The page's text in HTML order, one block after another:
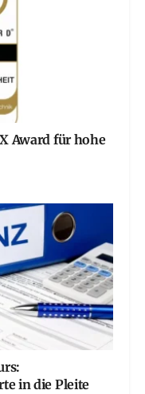
Award für hohe
in die Pleite